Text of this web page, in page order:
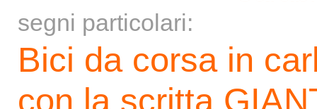
segni particolari:
Bici da corsa in
con la scritta